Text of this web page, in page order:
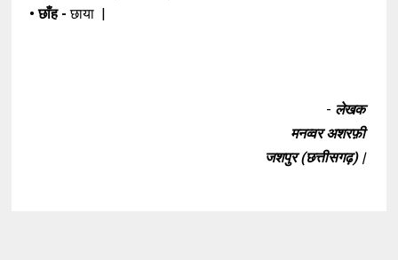
• छाँह -छाया |
- लेखक
मनव्वर अशरफ़ी
जशपुर (छत्तीसगढ़) |